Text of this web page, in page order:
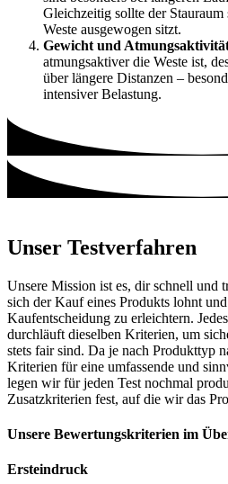
Gleichzeitig sollte der Stauraum
Weste ausgewogen sitzt.
Gewicht und
atmungsaktiver die Weste ist,
über längere Distanzen –
intensiver Belastung.
Unser Testverfahren
Unsere Mission ist es, dir schnell und
sich der Kauf eines Produkts lohnt
Kaufentscheidung zu erleichtern.
durchläuft dieselben Kriterien, um
stets fair sind. Da je nach Produkttyp
Kriterien für eine umfassende und
legen wir für jeden Test nochmal
Zusatzkriterien fest, auf die wir das
Unsere Bewertungskriterien im
Ersteindruck